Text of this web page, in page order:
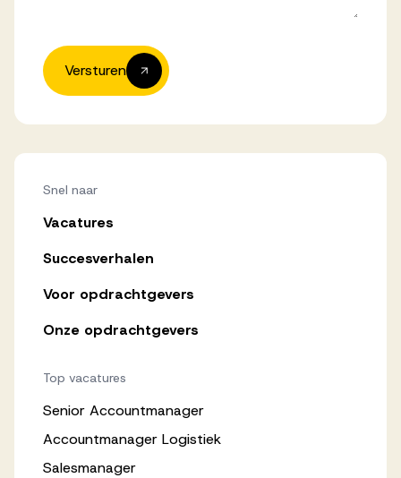
Versturen
Snel naar
Vacatures
Succesverhalen
Voor opdrachtgevers
Onze opdrachtgevers
Top vacatures
Senior Accountmanager
Accountmanager Logistiek
Salesmanager